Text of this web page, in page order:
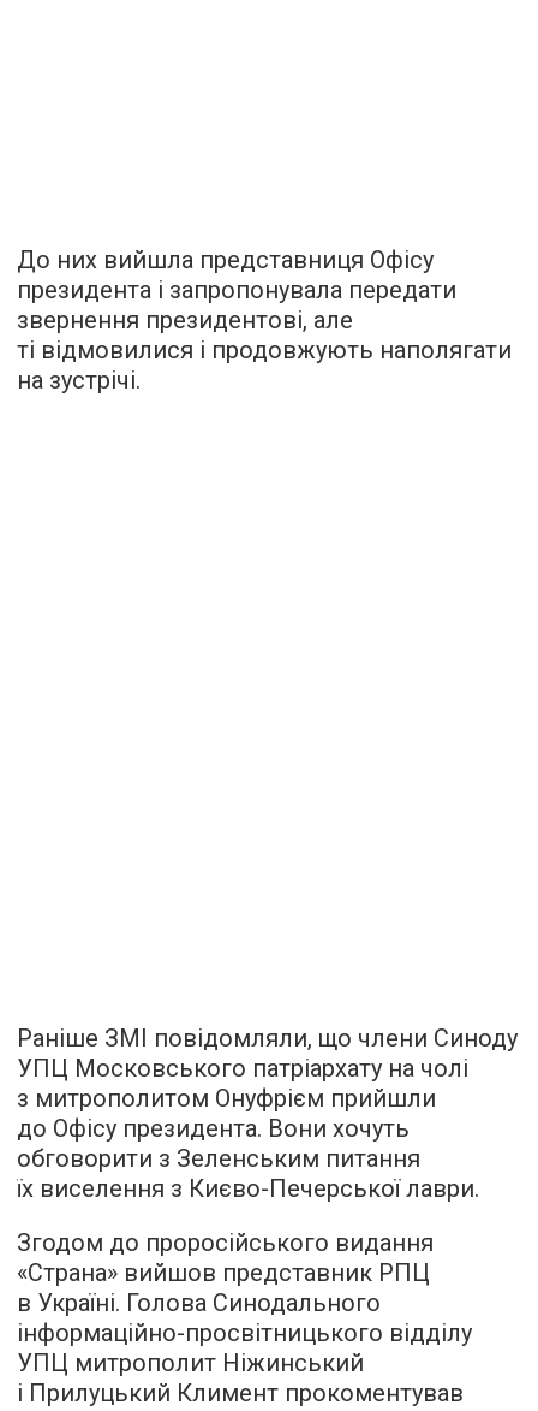
До них вийшла представниця Офісу
президента і запропонувала передати
звернення президентові, але
ті відмовилися і продовжують наполягати
на зустрічі.
Раніше ЗМІ повідомляли, що члени Синоду
УПЦ Московського патріархату на чолі
з митрополитом Онуфрієм прийшли
до Офісу президента. Вони хочуть
обговорити з Зеленським питання
їх виселення з Києво-Печерської лаври.
Згодом до проросійського видання
«Страна» вийшов представник РПЦ
в Україні. Голова Синодального
інформаційно-просвітницького відділу
УПЦ митрополит Ніжинський
і Прилуцький Климент прокоментував